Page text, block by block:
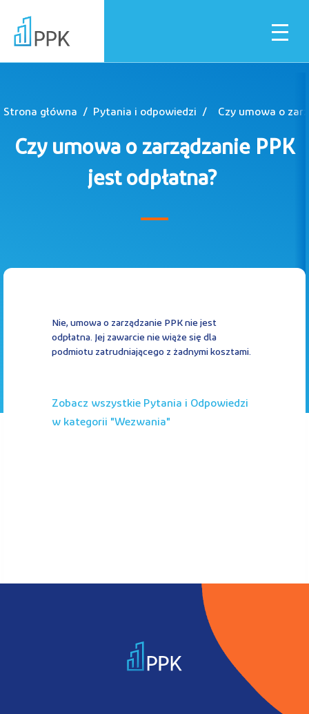
Dla pracownika
Dla pracodawcy
Instytucje finansowe
Pliki do pobrania
Kontakt
Kalkulator PPK
Strona główna Pytania i odpowiedzi Czy umowa o
Czy umowa o zarządzanie PPK
jest odpłatna?
Nie, umowa o zarządzanie PPK nie jest
odpłatna. Jej zawarcie nie wiąże się dla
podmiotu zatrudniającego z żadnymi kosztami.
Zobacz wszystkie Pytania i Odpowiedzi
w kategorii "
wezwania"